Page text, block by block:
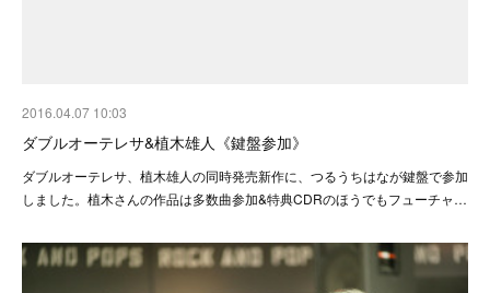
2016.04.07 10:03
ダブルオーテレサ&植木雄人《鍵盤参加》
ダブルオーテレサ、植木雄人の同時発売新作に、つるうちはなが鍵盤で参加
しました。植木さんの作品は多数曲参加&特典CDRのほうでもフューチャ…